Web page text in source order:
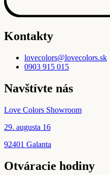
Kontakty
lovecolors@lovecolors.sk
0903 915 015
Navštívte nás
Love Colors Showroom
29. augusta 16
92401 Galanta
Otváracie hodiny